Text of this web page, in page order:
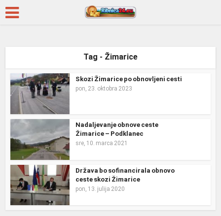
Tag - Žimarice
Skozi Žimarice po obnovljeni cesti
pon, 23. oktobra 2023
Nadaljevanje obnove ceste
Žimarice – Podklanec
sre, 10. marca 2021
Država bo sofinancirala obnovo
ceste skozi Žimarice
pon, 13. julija 2020